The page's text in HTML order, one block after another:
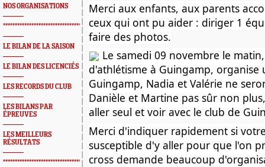
NOS ORGANISATIONS
*************************************************
LE BILAN DE LA SAISON
LE BILAN DES LICENCIÉS
LES RECORDS DU CLUB
LES BILANS PAR
ÉPREUVES
LES MEILLEURS
RÉSULTATS
*************************************************
Merci aux enfants, aux parents
ceux qui ont pu aider : diriger 1
faire des photos.
Le samedi 09 novembre le
d'athlétisme à Guingamp, organise
Guingamp, Nadia et Valérie ne
Danièle et Martine pas sûr non
aller seul et voir avec le club de
Merci d'indiquer rapidement si
susceptible d'y aller pour que l'on
cross demande beaucoup